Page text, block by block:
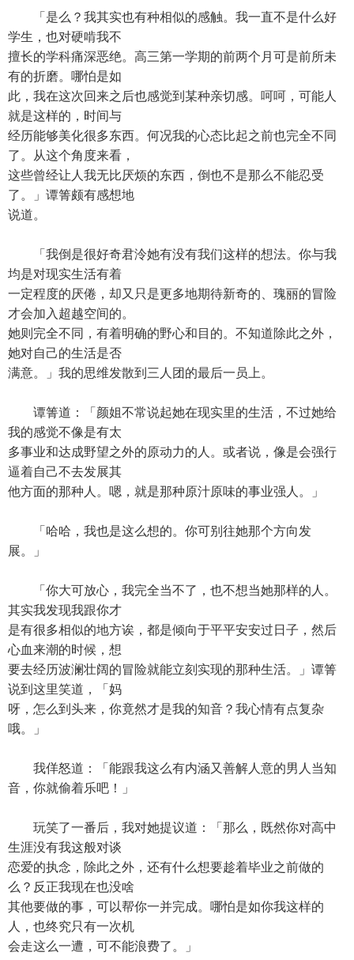
「是么？我其实也有种相似的感触。我一直不是什么好
学生，也对硬啃我不
擅长的学科痛深恶绝。高三第一学期的前两个月可是前所未
有的折磨。哪怕是如
此，我在这次回来之后也感觉到某种亲切感。呵呵，可能人
就是这样的，时间与
经历能够美化很多东西。何况我的心态比起之前也完全不同
了。从这个角度来看，
这些曾经让人我无比厌烦的东西，倒也不是那么不能忍受
了。」谭箐颇有感想地
说道。
「我倒是很好奇君泠她有没有我们这样的想法。你与我
均是对现实生活有着
一定程度的厌倦，却又只是更多地期待新奇的、瑰丽的冒险
才会加入超越空间的。
她则完全不同，有着明确的野心和目的。不知道除此之外，
她对自己的生活是否
满意。」我的思维发散到三人团的最后一员上。
谭箐道：「颜姐不常说起她在现实里的生活，不过她给
我的感觉不像是有太
多事业和达成野望之外的原动力的人。或者说，像是会强行
逼着自己不去发展其
他方面的那种人。嗯，就是那种原汁原味的事业强人。」
「哈哈，我也是这么想的。你可别往她那个方向发
展。」
「你大可放心，我完全当不了，也不想当她那样的人。
其实我发现我跟你才
是有很多相似的地方诶，都是倾向于平平安安过日子，然后
心血来潮的时候，想
要去经历波澜壮阔的冒险就能立刻实现的那种生活。」谭箐
说到这里笑道，「妈
呀，怎么到头来，你竟然才是我的知音？我心情有点复杂
哦。」
我佯怒道：「能跟我这么有内涵又善解人意的男人当知
音，你就偷着乐吧！」
玩笑了一番后，我对她提议道：「那么，既然你对高中
生涯没有我这般对谈
恋爱的执念，除此之外，还有什么想要趁着毕业之前做的
么？反正我现在也没啥
其他要做的事，可以帮你一并完成。哪怕是如你我这样的
人，也终究只有一次机
会走这么一遭，可不能浪费了。」